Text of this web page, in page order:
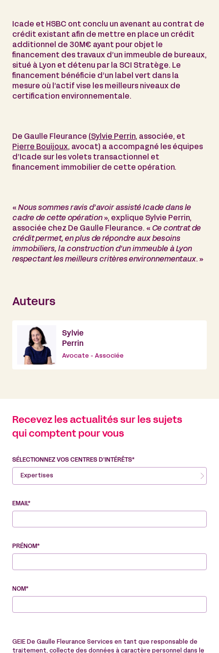
Icade et HSBC ont conclu un avenant au contrat de
crédit existant afin de mettre en place un crédit
additionnel de 30M€ ayant pour objet le
financement des travaux d’un immeuble de bureaux,
situé à Lyon et détenu par la SCI Stratège. Le
financement bénéficie d’un label vert dans la
mesure où l’actif vise les meilleurs niveaux de
certification environnementale.
De Gaulle Fleurance (Sylvie Perrin, associée, et
Pierre Bouijoux, avocat) a accompagné les équipes
d’Icade sur les volets transactionnel et
financement immobilier de cette opération.
« Nous sommes ravis d’avoir assisté Icade dans le
cadre de cette opération », explique Sylvie Perrin,
associée chez De Gaulle Fleurance. « Ce contrat de
crédit permet, en plus de répondre aux besoins
immobiliers, la construction d’un immeuble à Lyon
respectant les meilleurs critères environnementaux. »
Auteurs
Sylvie
Perrin
Avocate - Associée
Recevez les actualités sur les sujets
qui comptent pour vous
SÉLECTIONNEZ VOS CENTRES D’INTÉRÊTS*
Expertises
EMAIL*
PRÉNOM*
NOM*
GEIE De Gaulle Fleurance Services en tant que responsable de
traitement, collecte des données à caractère personnel dans le